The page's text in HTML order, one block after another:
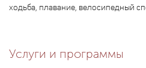
ходьба, плавание, велосипедный
Услуги и программы